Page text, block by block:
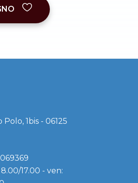
Polo, 1bis - 06125
17.00 - ven: